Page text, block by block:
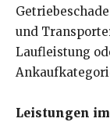
und
Laufleistung
Leistungen